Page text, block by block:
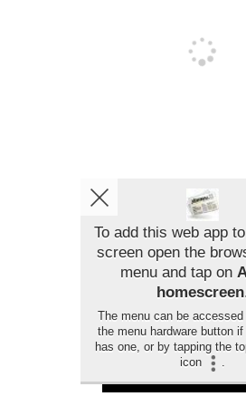
25 localidades
educación en consumo
niños y jóvenes
Toda la información de Galicia
La Xunta denuncia el
central en enviar los datos
Aviso sobre el Uso
Utilizamos cookies
funcionamiento del
lista de cookies y como
nuestra Política de
Aceptar Cookies
To add this web app
screen open the
menu and tap on
homescreen
The menu can be
the menu hardware button
has one, or by tapping the
icon
.